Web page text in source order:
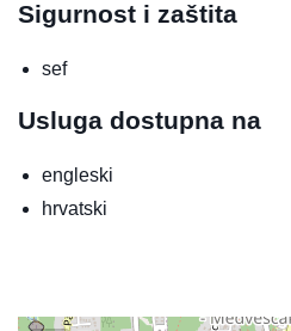
Sigurnost i zaštita
sef
Usluga dostupna na
engleski
hrvatski